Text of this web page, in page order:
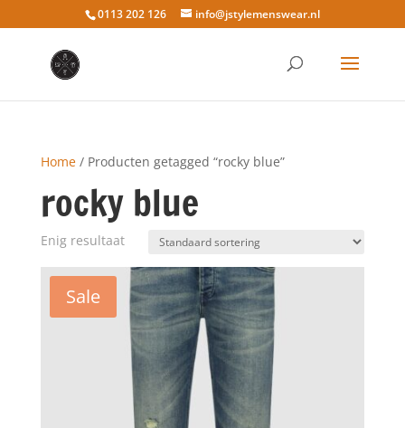
0113 202 126 info@jstylemenswear.nl
Home/ Producten getagged “rocky blue”
rocky blue
Enig resultaat
Sale